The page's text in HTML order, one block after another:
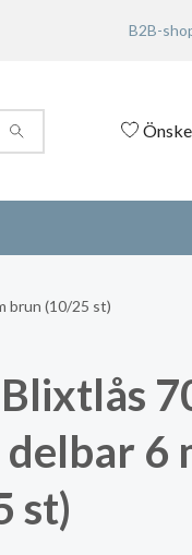
B2B-
brun (10/25 st)
6
st)